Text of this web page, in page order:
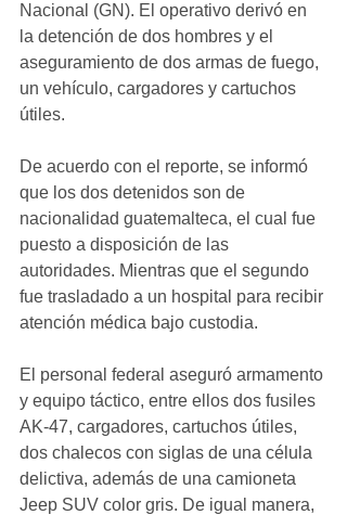
Nacional (GN). El operativo derivó en
la detención de dos hombres y el
aseguramiento de dos armas de fuego,
un vehículo, cargadores y cartuchos
útiles.
De acuerdo con el reporte, se informó
que los dos detenidos son de
nacionalidad guatemalteca, el cual fue
puesto a disposición de las
autoridades. Mientras que el segundo
fue trasladado a un hospital para recibir
atención médica bajo custodia.
El personal federal aseguró armamento
y equipo táctico, entre ellos dos fusiles
AK-47, cargadores, cartuchos útiles,
dos chalecos con siglas de una célula
delictiva, además de una camioneta
Jeep SUV color gris. De igual manera,